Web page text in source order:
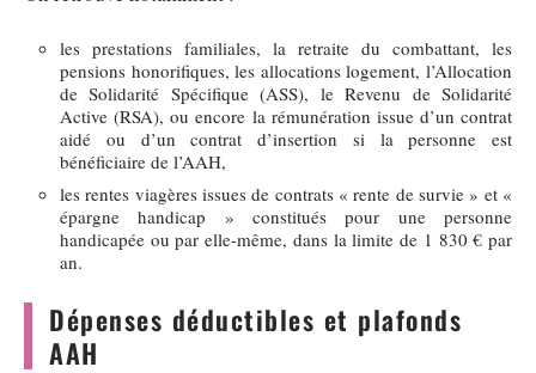
les prestations familiales, la retraite du combattant, les
pensions honorifiques, les allocations logement, l’Allocation
de Solidarité Spécifique (ASS), le Revenu de Solidarité
Active (RSA), ou encore la rémunération issue d’un contrat
aidé ou d’un contrat d’insertion si la personne est
bénéficiaire de l’AAH,
les rentes viagères issues de contrats « rente de survie » et «
épargne handicap » constitués pour une personne
handicapée ou par elle-même, dans la limite de 1 830 € par
an.
Dépenses déductibles et plafonds
AAH